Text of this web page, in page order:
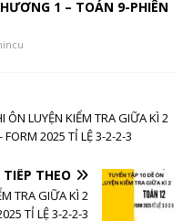
1 – TOÁN 9-PHIÊN
ÔN LUYỆN KIỂM TRA GIỮA KÌ 2
2025 TỈ LỆ 3-2-2-3
TIẾP THEO
TRA GIỮA KÌ 2
TỈ LỆ 3-2-2-3